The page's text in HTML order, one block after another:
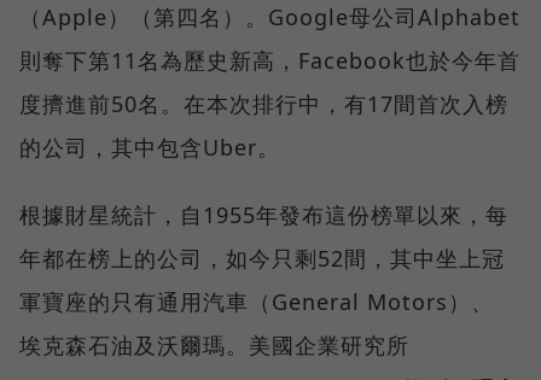
（Apple）（第四名）。Google母公司Alphabet
則奪下第11名為歷史新高，Facebook也於今年首
度擠進前50名。在本次排行中，有17間首次入榜
的公司，其中包含Uber。
根據財星統計，自1955年發布這份榜單以來，每
年都在榜上的公司，如今只剩52間，其中坐上冠
軍寶座的只有通用汽車（General Motors）、
埃克森石油及沃爾瑪。美國企業研究所